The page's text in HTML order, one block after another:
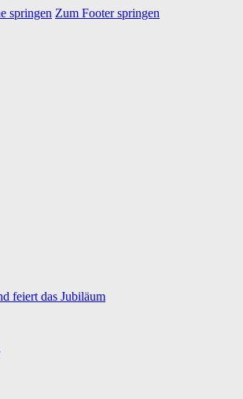
springen Zum Footer springen
feiert das Jubiläum